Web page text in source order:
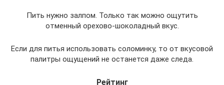
Пить нужно залпом. Только так можно ощутить
отменный орехово-шоколадный вкус.
Если для питья использовать соломинку, то от вкусовой
палитры ощущений не останется даже следа.
Рейтинг